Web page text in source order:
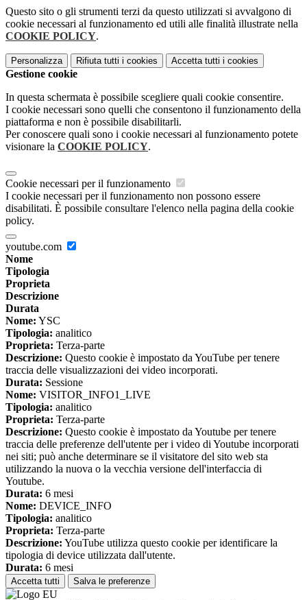
Questo sito o gli strumenti terzi da questo utilizzati si avvalgono di
cookie necessari al funzionamento ed utili alle finalità illustrate nella
COOKIE POLICY.
Personalizza Rifiuta tutti i cookies Accetta tutti i cookies
Gestione cookie
In questa schermata è possibile scegliere quali cookie consentire.
I cookie necessari sono quelli che consentono il funzionamento della
piattaforma e non è possibile disabilitarli.
Per conoscere quali sono i cookie necessari al funzionamento potete
visionare la COOKIE POLICY.
Cookie necessari per il funzionamento
I cookie necessari per il funzionamento non possono essere
disabilitati. È possibile consultare l'elenco nella pagina della cookie
policy.
youtube.com
Nome
Tipologia
Proprieta
Descrizione
Durata
Nome: YSC
Tipologia: analitico
Proprieta: Terza-parte
Descrizione: Questo cookie è impostato da YouTube per tenere
traccia delle visualizzazioni dei video incorporati.
Durata: Sessione
Nome: VISITOR_INFO1_LIVE
Tipologia: analitico
Proprieta: Terza-parte
Descrizione: Questo cookie è impostato da Youtube per tenere
traccia delle preferenze dell'utente per i video di Youtube incorporati
nei siti; può anche determinare se il visitatore del sito web sta
utilizzando la nuova o la vecchia versione dell'interfaccia di
Youtube.
Durata: 6 mesi
Nome: DEVICE_INFO
Tipologia: analitico
Proprieta: Terza-parte
Descrizione: YouTube utilizza questo cookie per identificare la
tipologia di device utilizzata dall'utente.
Durata: 6 mesi
Accetta tutti Salva le preferenze